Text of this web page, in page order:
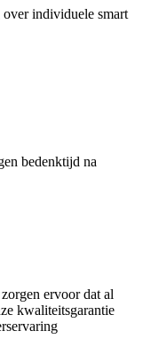
over individuele smart
bedenktijd na
ervoor dat al
kwaliteitsgarantie